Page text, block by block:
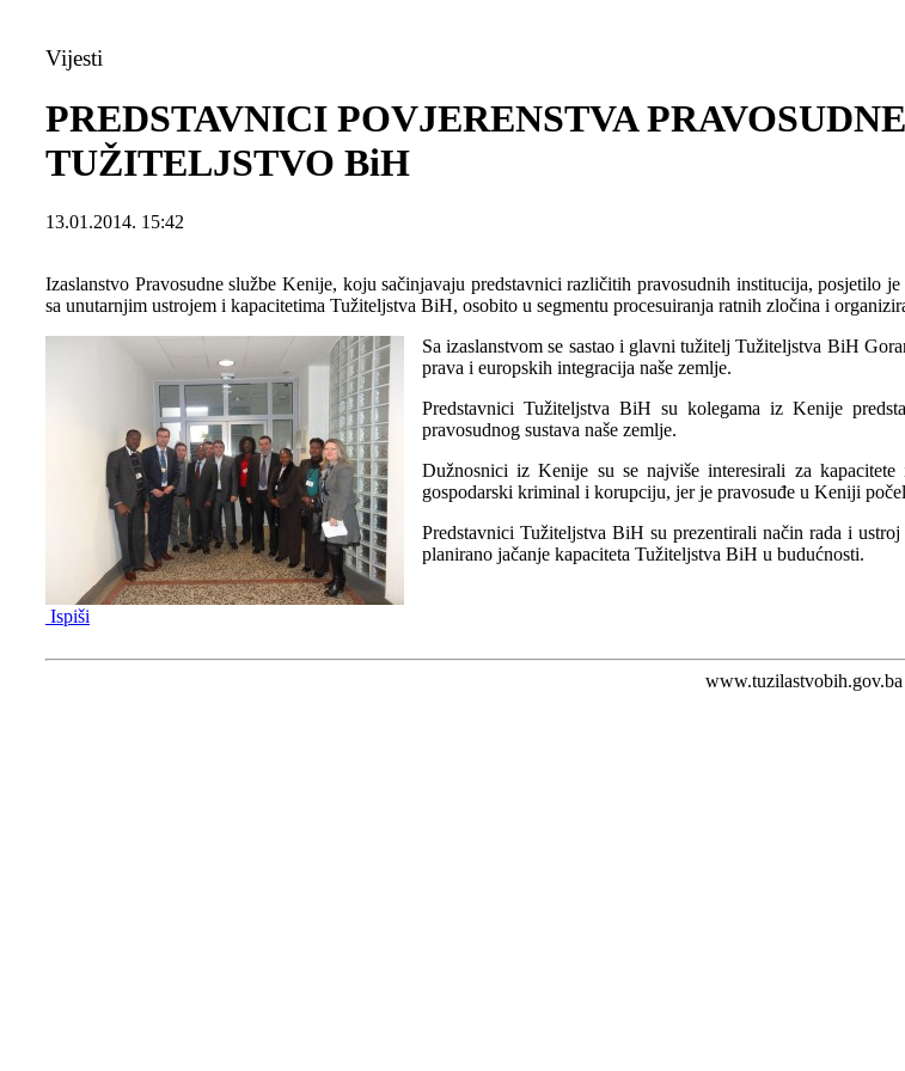
Vijesti
PREDSTAVNICI POVJERENSTVA
TUŽITELJSTVO BiH
13.01.2014. 15:42
Izaslanstvo Pravosudne službe Kenije, koju sačinjavaju predstavnici različitih pravosudnih institucija,
sa unutarnjim ustrojem i kapacitetima Tužiteljstva BiH, osobito u segmentu procesuiranja ratnih zločina i
Sa izaslanstvom se sastao i glavni tužitelj Tužiteljstva BiH
prava i europskih integracija naše zemlje.
Predstavnici Tužiteljstva BiH su kolegama iz Kenije
pravosudnog sustava naše zemlje.
Dužnosnici iz Kenije su se najviše interesirali za
gospodarski kriminal i korupciju, jer je pravosuđe u Keniji
Predstavnici Tužiteljstva BiH su prezentirali način rada i
planirano jačanje kapaciteta Tužiteljstva BiH u budućnosti.
Ispiši
www.tuzilastvobih.gov.ba